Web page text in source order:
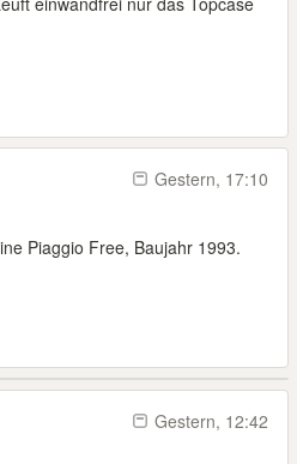
Gestern, 17:10
Piaggio Free, Baujahr 1993.
Gestern, 12:42